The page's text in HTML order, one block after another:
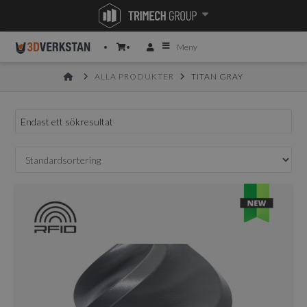
Meny
HOMEALLA PRODUKTER TITAN GRAY
Endast ett sökresultat